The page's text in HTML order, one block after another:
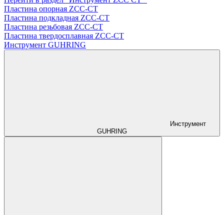
Пластина опорная ZCC-CT
Пластина подкладная ZCC-CT
Пластина резьбовая ZCC-CT
Пластина твердосплавная ZCC-CT
Инструмент GUHRING
Инструмент
GUHRING